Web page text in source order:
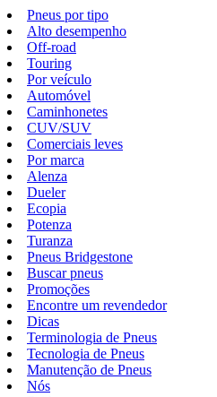
Pneus por tipo
Alto desempenho
Off-road
Touring
Por veículo
Automóvel
Caminhonetes
CUV/SUV
Comerciais leves
Por marca
Alenza
Dueler
Ecopia
Potenza
Turanza
Pneus Bridgestone
Buscar pneus
Promoções
Encontre um revendedor
Dicas
Terminologia de Pneus
Tecnologia de Pneus
Manutenção de Pneus
Nós